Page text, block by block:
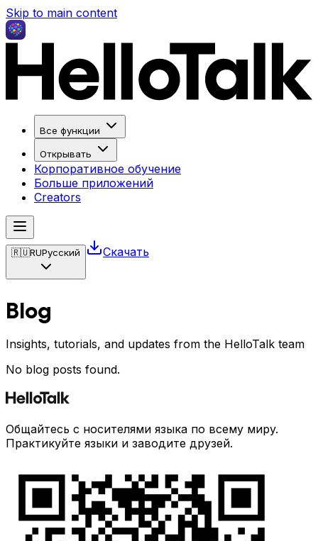
Skip to main content
Все функции
Открывать
Корпоративное обучение
Больше приложений
Creators
🇷🇺RUРусский Скачать
Blog
Insights, tutorials, and updates from the HelloTalk team
No blog posts found.
Общайтесь с носителями языка по всему миру.
Практикуйте языки и заводите друзей.